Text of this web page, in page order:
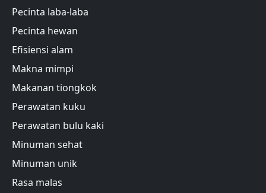
Pecinta laba-laba
Pecinta hewan
Efisiensi alam
Makna mimpi
Makanan tiongkok
Perawatan kuku
Perawatan bulu kaki
Minuman sehat
Minuman unik
Rasa malas